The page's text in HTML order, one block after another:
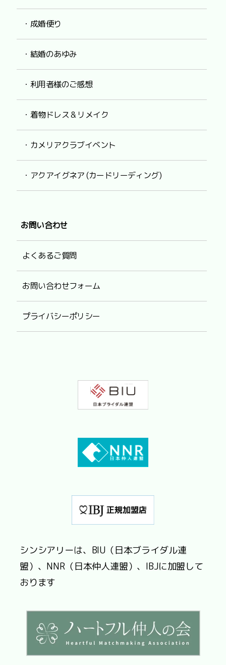
・成婚便り
・結婚のあゆみ
・利用者様のご感想
・着物ドレス & リメイク
・カメリアクラブイベント
・アクアイグネア (カードリーディング)
お問い合わせ
よくあるご質問
お問い合わせフォーム
プライバシーポリシー
シンシアリーは、BIU（日本ブライダル連
盟）、NNR（日本仲人連盟）、IBJに加盟して
おります